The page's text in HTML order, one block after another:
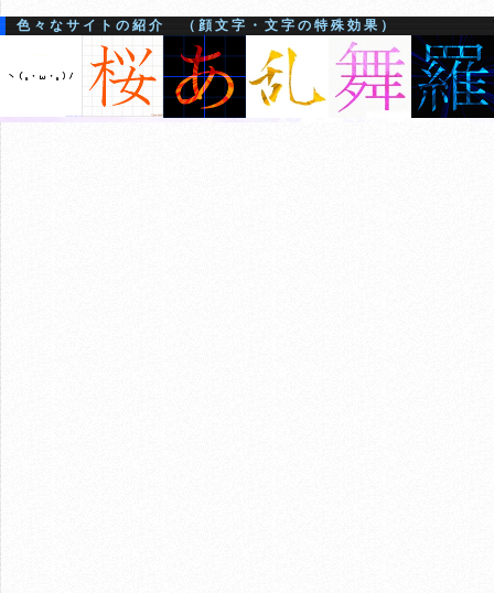
色々なサイトの紹介 （顔文字・文字の特殊効果）